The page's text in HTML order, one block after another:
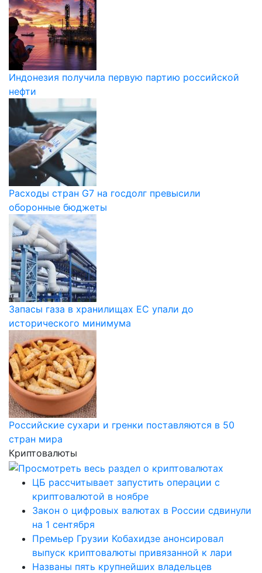
Индонезия получила первую партию российской
нефти
Расходы стран G7 на госдолг превысили
оборонные бюджеты
Запасы газа в хранилищах ЕС упали до
исторического минимума
Российские сухари и гренки поставляются в 50
стран мира
Криптовалюты
ЦБ рассчитывает запустить операции с
криптовалютой в ноябре
Закон о цифровых валютах в России сдвинули
на 1 сентября
Премьер Грузии Кобахидзе анонсировал
выпуск криптовалюты привязанной к лари
Названы пять крупнейших владельцев